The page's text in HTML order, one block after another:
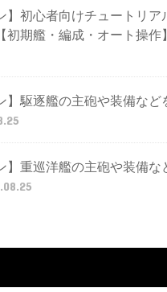
】初心者向けチュートリア
初期艦・編成・オート操作】
】駆逐艦の主砲や装備など
】重巡洋艦の主砲や装備な